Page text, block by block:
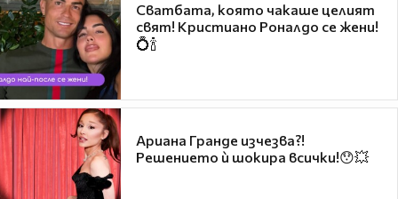
Сватбата, която чакаше целият
свят! Кристиано Роналдо се жени!
💍🍾
Ариана Гранде изчезва?!
Решението ѝ шокира всички!😯💥